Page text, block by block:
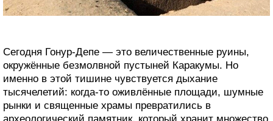
Сегодня Гонур-Депе — это величественные руины,
окружённые безмолвной пустыней Каракумы. Но
именно в этой тишине чувствуется дыхание
тысячелетий: когда-то оживлённые площади, шумные
рынки и священные храмы превратились в